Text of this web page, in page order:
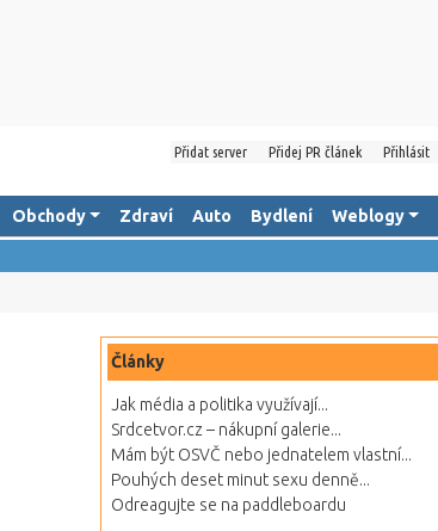
Přidat server Přidej PR článek Přihlásit
Obchody Zdraví Auto Bydlení Weblogy
Články
Jak média a politika využívají...
Srdcetvor.cz – nákupní galerie...
Mám být OSVČ nebo jednatelem vlastní...
Pouhých deset minut sexu denně...
Odreagujte se na paddleboardu